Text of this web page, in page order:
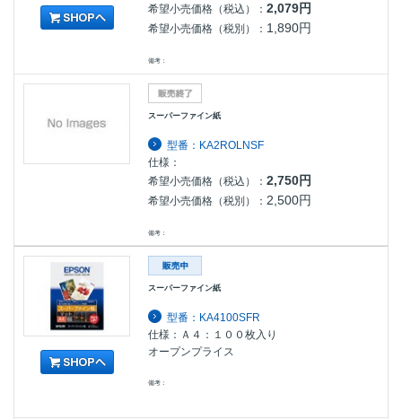
希望小売価格（税込）：2,079円
希望小売価格（税別）： 1,890円
備考：
スーパーファイン紙
型番：KA2ROLNSF
仕様：
希望小売価格（税込）： 2,750円
希望小売価格（税別）： 2,500円
備考：
スーパーファイン紙
型番：KA4100SFR
仕様：Ａ４：１００枚入り
オープンプライス
備考：